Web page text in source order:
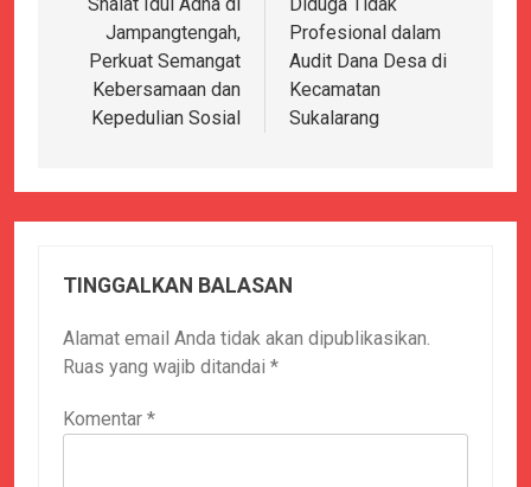
Jampangtengah,
Perkuat Semangat
Kebersamaan dan
Kepedulian Sosial
Profesional dalam
Audit Dana Desa di
Kecamatan
Sukalarang
TINGGALKAN BALASAN
Alamat email Anda tidak akan dipublikasikan.
Ruas yang wajib ditandai *
Komentar *